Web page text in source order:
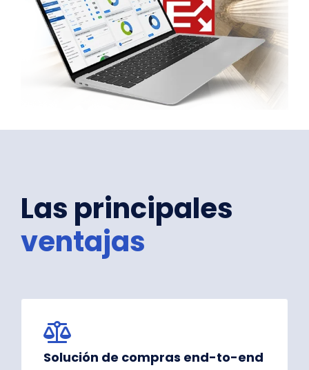
Las principales
ventajas
Solución de compras end-to-end